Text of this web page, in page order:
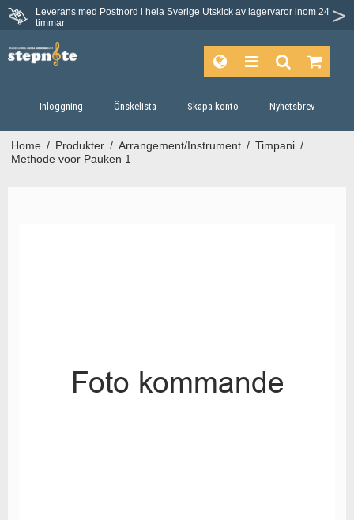
Leverans med Postnord i hela Sverige Utskick av lagervaror inom 24
timmar
Inloggning Önskelista Skapa konto Nyhetsbrev
Home / Produkter / Arrangement/Instrument / Timpani /
Methode voor Pauken 1